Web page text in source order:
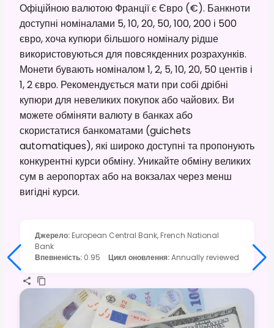
Офіційною валютою Франції є Євро (€). Банкноти
доступні номіналами 5, 10, 20, 50, 100, 200 і 500
євро, хоча купюри більшого номіналу рідше
використовуються для повсякденних розрахунків.
Монети бувають номіналом 1, 2, 5, 10, 20, 50 центів і
1, 2 євро. Рекомендується мати при собі дрібні
купюри для невеликих покупок або чайових. Ви
можете обміняти валюту в банках або
скористатися банкоматами (guichets
automatiques), які широко доступні та пропонують
конкурентні курси обміну. Уникайте обміну великих
сум в аеропортах або на вокзалах через менш
вигідні курси.
Джерело: European Central Bank, French National
Bank
Впевненість: 0.95 Цикл оновлення:Annually reviewed